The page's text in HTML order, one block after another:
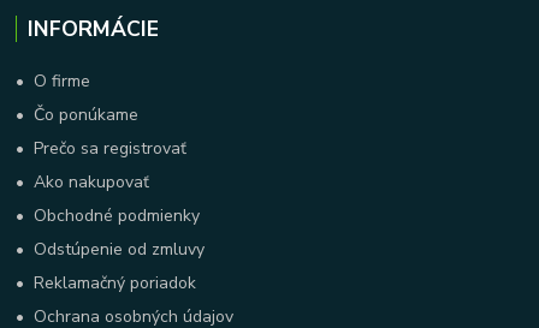
INFORMÁCIE
• O firme
• Čo ponúkame
•Prečo sa registrovať
•Ako nakupovať
• Obchodné podmienky
• Odstúpenie od zmluvy
•Reklamačný poriadok
• Ochrana osobných údajov